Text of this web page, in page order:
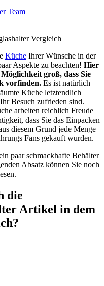
Team
Vergleich
Küche Ihrer Wünsche in der
Aspekte zu beachten! Hier
groß, dass Sie
vorfinden. Es ist natürlich
Küche letztendlich
Besuch zufrieden sind.
arbeiten reichlich Freude
dass Sie das Einpacken
diesem Grund jede Menge
Fans gekauft wurden.
paar schmackhafte Behälter
Absatz können Sie noch
die
Artikel in dem